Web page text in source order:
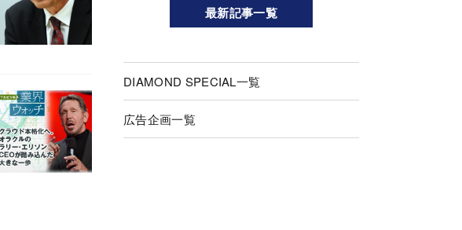
最新記事一覧
DIAMOND SPECIAL一覧
広告企画一覧